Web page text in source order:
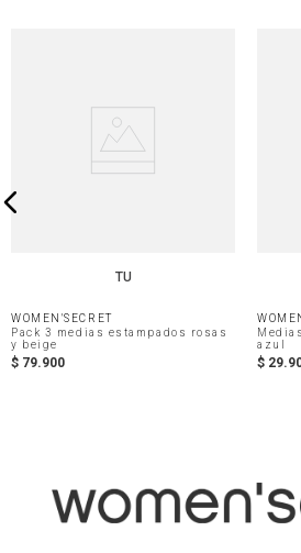
TU
WOMEN'SECRET
Pack 3 medias estampados rosas
y beige
$ 79.900
azul
$ 29.